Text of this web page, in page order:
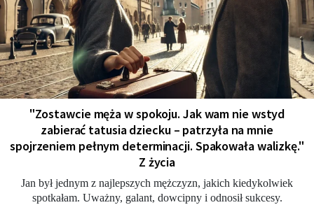
"Zostawcie męża w spokoju. Jak wam nie wstyd
zabierać tatusia dziecku – patrzyła na mnie
spojrzeniem pełnym determinacji. Spakowała walizkę."
Z życia
Jan był jednym z najlepszych mężczyzn, jakich kiedykolwiek
spotkałam. Uważny, galant, dowcipny i odnosił sukcesy.